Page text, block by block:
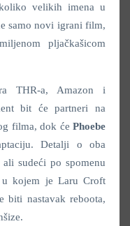
velikih imena u
samo novi igrani film,
pljačkašicom
THR-a, Amazon i
bit će partneri na
filma, dok će Phoebe
Detalji o oba
sudeći po spomenu
kojem je Laru Croft
biti nastavak reboota,